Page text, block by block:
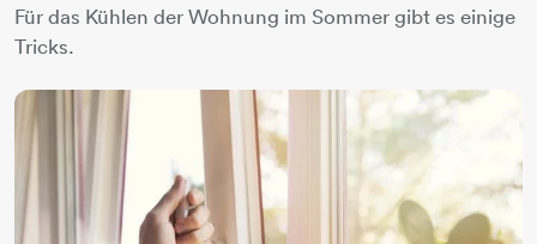
Für das Kühlen der Wohnung im Sommer gibt es einige
Tricks.​​​​​​​